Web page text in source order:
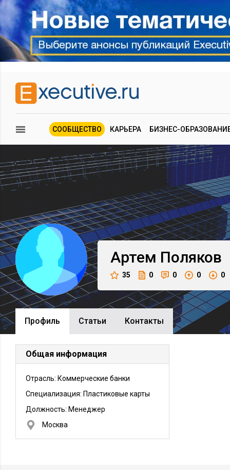
СООБЩЕСТВО КАРЬЕРА БИЗНЕС-
Артем Поляков
35 0 0 0 0
Профиль Cтатьи Контакты
Общая информация
Отрасль: Коммерческие банки
Специализация: Пластиковые карты
Должность: Менеджер
Москва